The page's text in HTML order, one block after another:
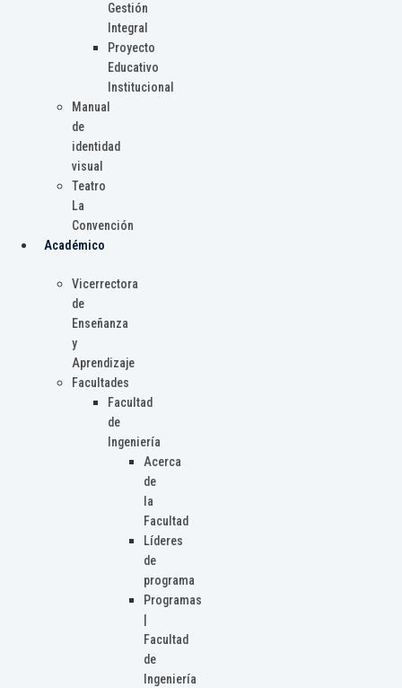
Gestión
Integral
Proyecto
Educativo
Institucional
Manual
de
identidad
visual
Teatro
La
Convención
Académico
Vicerrectora
de
Enseñanza
y
Aprendizaje
Facultades
Facultad
de
Ingeniería
Acerca
de
la
Facultad
Líderes
de
programa
Programas
Facultad
de
Ingeniería